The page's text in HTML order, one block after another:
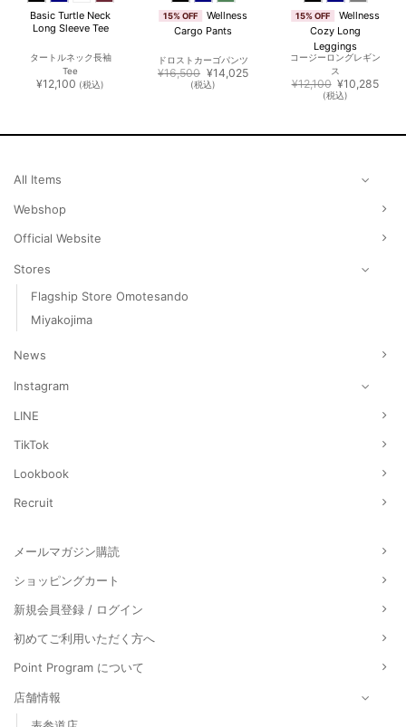
Basic Turtle Neck
Long Sleeve Tee
タートルネック長袖
Tee
¥12,100 (税込)
15% OFF
Wellness
Cargo Pants
ドロストカーゴパンツ
¥16,500 元
の
価
で
¥14,025現
¥14,025
(税込)
15% OFF
Wellness
Cozy Long
Leggings
コージーロングレギン
ス
¥12,100 元
の
価
¥12,100
¥10,285現
は
(税込)
All Items
Webshop
Official Website
Stores
Flagship Store Omotesando
Miyakojima
News
Instagram
LINE
TikTok
Lookbook
Recruit
メールマガジン購読
ショッピングカート
新規会員登録 / ログイン
初めてご利用いただく方へ
Point Program について
店舗情報